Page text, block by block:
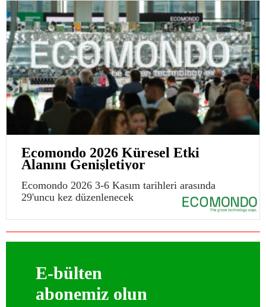
Ecomondo 2026 Küresel Etki
Alanını Genişletiyor
Ecomondo 2026 3-6 Kasım tarihleri arasında
29'uncu kez düzenlenecek
E-bülten
abonemiz olun